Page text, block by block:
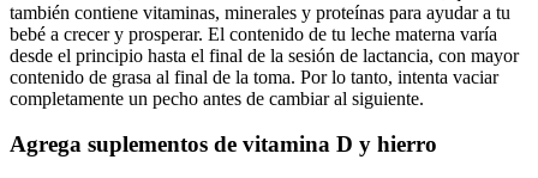
también contiene vitaminas, minerales y proteínas para ayudar a tu
bebé a crecer y prosperar. El contenido de tu leche materna varía
desde el principio hasta el final de la sesión de lactancia, con mayor
contenido de grasa al final de la toma. Por lo tanto, intenta vaciar
completamente un pecho antes de cambiar al siguiente.
Agrega suplementos de vitamina D y hierro